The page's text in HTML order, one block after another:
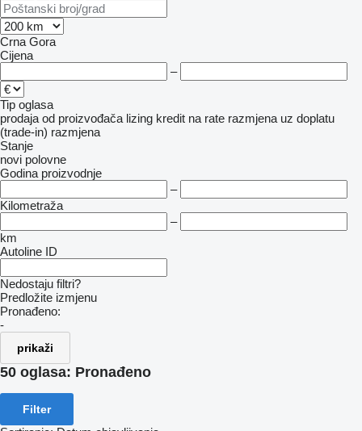
Crna Gora
Cijena
–
Tip oglasa
prodaja od proizvođača lizing kredit na rate razmjena uz doplatu
(trade-in) razmjena
Stanje
novi polovne
Godina proizvodnje
–
Kilometraža
–
km
Autoline ID
Nedostaju filtri?
Predložite izmjenu
Pronađeno:
-
prikaži
50 oglasa: Pronađeno
Filter